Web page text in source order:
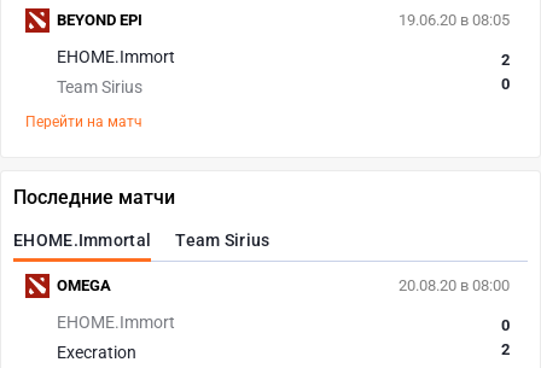
19.06.20 в 08:05
EHOME.Immort
Team Sirius
2
0
Перейти на матч
BEYOND EPI
Последние матчи
EHOME.Immortal Team Sirius
20.08.20 в 08:00
EHOME.Immort
Execration
0
2
OMEGA